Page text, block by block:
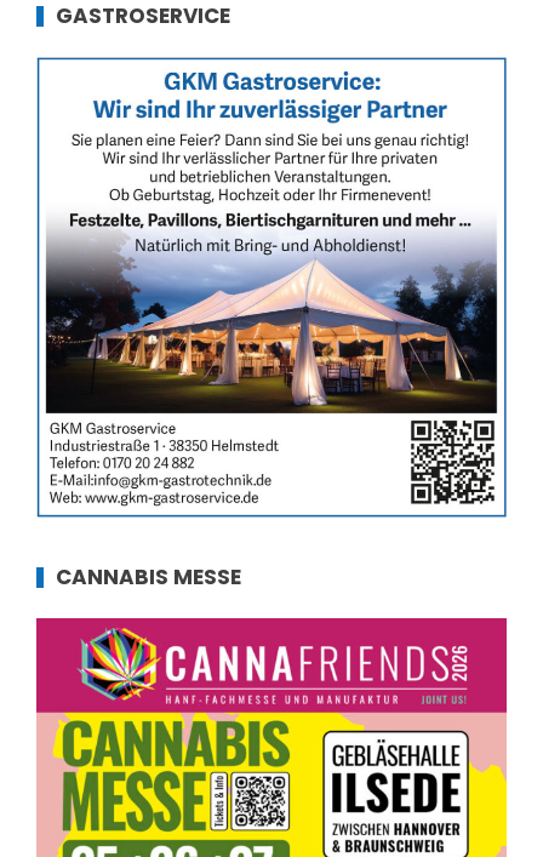
GASTROSERVICE
CANNABIS MESSE